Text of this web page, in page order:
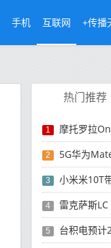
手机 互联网 +传播
热门推荐
1 摩托罗拉
2 5G华为
3 小米米10T带
4 雷克萨斯
5 台积电预计2020